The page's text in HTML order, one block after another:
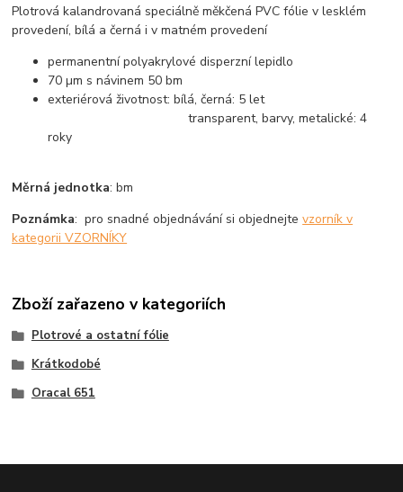
Plotrová kalandrovaná speciálně měkčená PVC fólie v lesklém
provedení, bílá a černá i v matném provedení
permanentní polyakrylové disperzní lepidlo
70 µm s návinem 50 bm
exteriérová životnost: bílá, černá: 5 let
transparent, barvy, metalické: 4
roky
Měrná jednotka: bm
Poznámka: pro snadné objednávání si objednejtevzorník v
kategorii VZORNÍKY
Zboží zařazeno v kategoriích
Plotrové a ostatní fólie
Krátkodobé
Oracal 651